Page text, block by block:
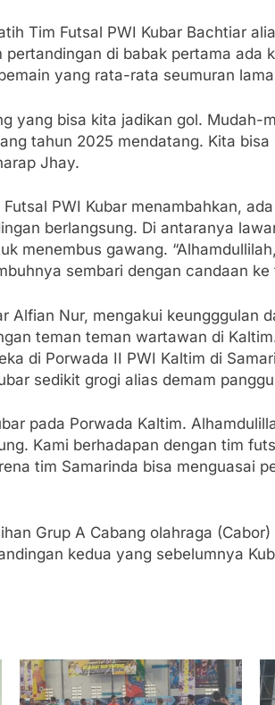
Tim Futsal PWI Kubar Bachtiar
di babak pertama ada
yang rata-rata seumuran
yang bisa kita jadikan gol. Mudah-
tahun 2025 mendatang. Kita
Jhay.
PWI Kubar menambahkan,
berlangsung. Di antaranya
menembus gawang.
sembari dengan candaan ke
Alfian Nur, mengakui keungggulan
teman teman wartawan di
di Porwada II PWI Kaltim di
sedikit grogi alias demam
pada Porwada Kaltim.
Kami berhadapan dengan tim
tim Samarinda bisa menguasai
Grup A Cabang olahraga
kedua yang sebelumnya